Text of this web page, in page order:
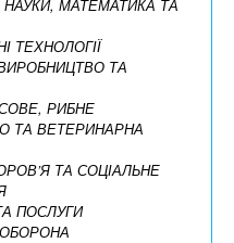
МАТЕМАТИКА ТА
ТЕХНОЛОГІЇ
ТА
РИБНЕ
ТА ВЕТЕРИНАРНА
ТА СОЦІАЛЬНЕ
ПОСЛУГИ